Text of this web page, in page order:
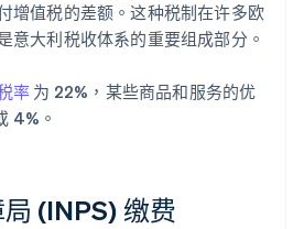
增值税的差额。这种税制在许多欧
意大利税收体系的重要组成部分。
率 为 22%，某些商品和服务的优
4%。
(INPS) 缴费